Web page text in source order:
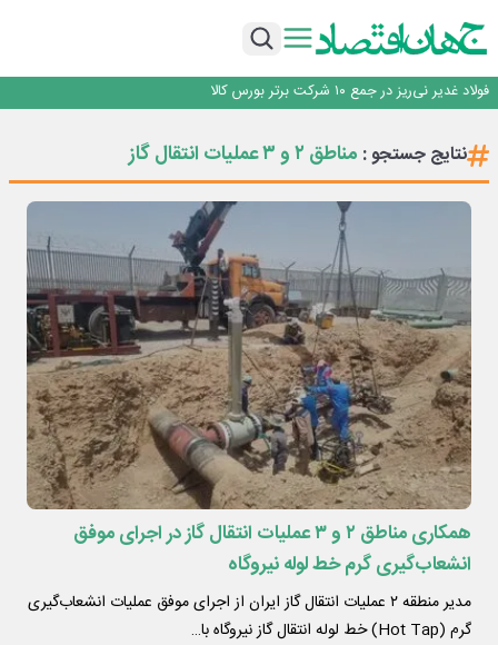
منطقه‌ای
*پیام دکتر اسلام کریمی به مناسبت روز خبرنگار*
فولاد غدیر نی‌ریز در جمع ۱۰ شرکت برتر بورس کالا
ایران، شریک راهبردی اتحادیه اقتصادی اوراسیا در مسیر توسعه تجارت و همگرایی
منطقه‌ای
*پیام دکتر اسلام کریمی به مناسبت روز خبرنگار*
نتایج جستجو : مناطق ۲ و ۳ عملیات انتقال گاز
همکاری مناطق ۲ و ۳ عملیات انتقال گاز در اجرای موفق
انشعاب‌گیری گرم خط لوله نیروگاه
مدیر منطقه ۲ عملیات انتقال گاز ایران از اجرای موفق عملیات انشعاب‌گیری
گرم (Hot Tap) خط لوله انتقال گاز نیروگاه با…